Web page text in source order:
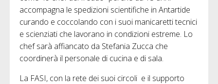
accompagna le spedizioni scientifiche in Antartide
curando e coccolando con i suoi manicaretti tecnici
e scienziati che lavorano in condizioni estreme. Lo
chef sarà affiancato da Stefania Zucca che
coordinerà il personale di cucina e di sala.
La FASI, con la rete dei suoi circoli e il supporto